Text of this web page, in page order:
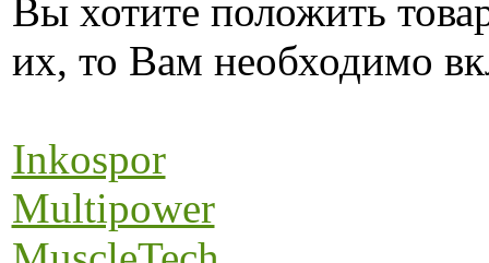
Вы хотите положить
их, то Вам необходимо
Inkospor
Multipower